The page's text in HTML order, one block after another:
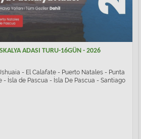
ADASI TURU-16GÜN - 2026
- El Calafate - Puerto Natales - Punta
- İsla de Pascua - İsla De Pascua - Santiago